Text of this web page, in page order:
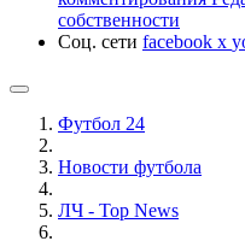
собственности
Соц. сети facebook x
Футбол 24
Новости футбола
ЛЧ - Top News